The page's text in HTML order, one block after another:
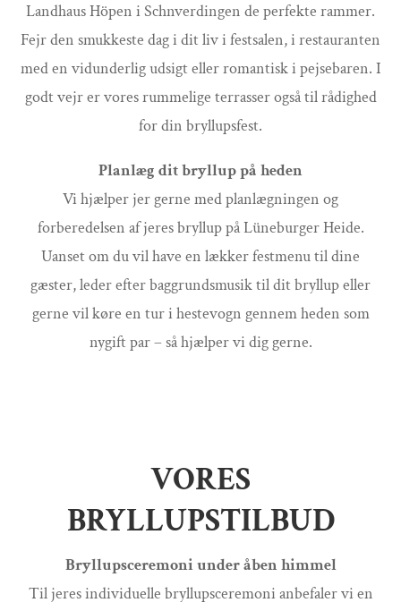
Landhaus Höpen i Schnverdingen de perfekte rammer.
Fejr den smukkeste dag i dit liv i festsalen, i restauranten
med en vidunderlig udsigt eller romantisk i pejsebaren. I
godt vejr er vores rummelige terrasser også til rådighed
for din bryllupsfest.
Planlæg dit bryllup på heden
Vi hjælper jer gerne med planlægningen og
forberedelsen af jeres bryllup på Lüneburger Heide.
Uanset om du vil have en lækker festmenu til dine
gæster, leder efter baggrundsmusik til dit bryllup eller
gerne vil køre en tur i hestevogn gennem heden som
nygift par – så hjælper vi dig gerne.
VORES
BRYLLUPSTILBUD
Bryllupsceremoni under åben himmel
Til jeres individuelle bryllupsceremoni anbefaler vi en